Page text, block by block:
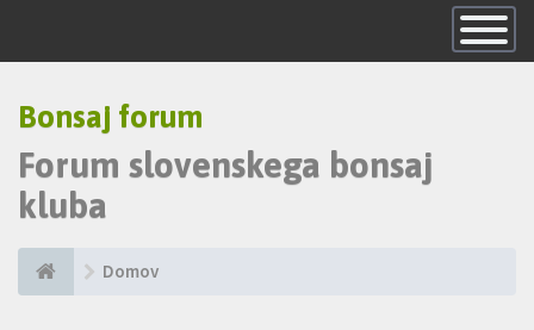
Skrij
navigacijo
Bonsaj forum
Forum slovenskega bonsaj
kluba
Domov